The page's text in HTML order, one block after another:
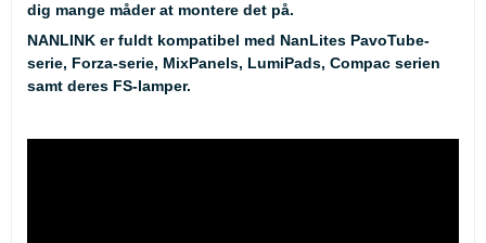
dig mange måder at montere det på.
NANLINK er fuldt kompatibel med NanLites PavoTube-
serie, Forza-serie, MixPanels, LumiPads, Compac serien
samt deres FS-lamper.